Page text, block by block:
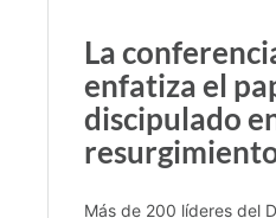
La
enfatiza el
discipulado
Más de 200 líderes del